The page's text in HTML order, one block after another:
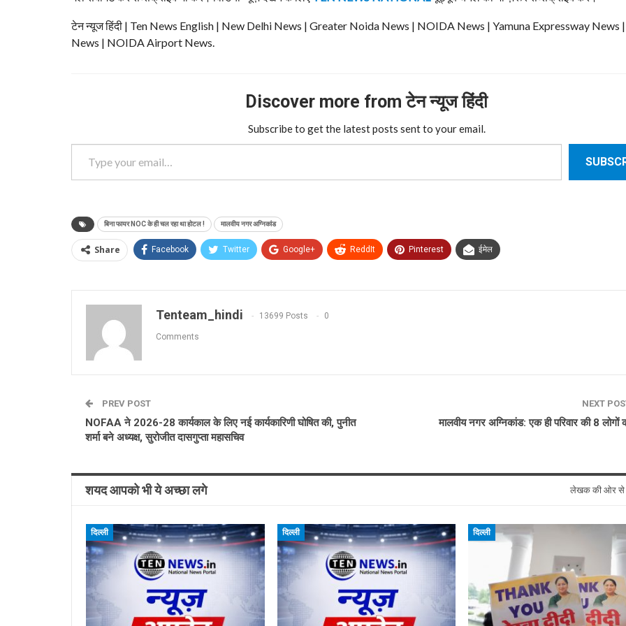
टेन न्यूज हिंदी | Ten News English | New Delhi News | Greater Noida News | NOIDA News | Yamuna Expressway News
News | NOIDA Airport News.
Discover more from टेन न्यूज हिंदी
Subscribe to get the latest posts sent to your email.
Type your email…
बिना फायर NOC के ही चल रहा था होटल ! मालवीय नगर अग्निकांड
Share Facebook Twitter Google+ ReddIt Pinterest ईमेल
Tenteam_hindi 13699 Posts 0
Comments
PREV POST
NOFAA ने 2026-28 कार्यकाल के लिए नई कार्यकारिणी घोषित की, पुनीत
शर्मा बने अध्यक्ष, सुरोजीत दासगुप्ता महासचिव
NEXT
मालवीय नगर अग्निकांड: एक ही परिवार की 8 लोगों
शयद आपको भी ये अच्छा लगे लेखक की ओर से
दिल्ली दिल्ली दिल्ली